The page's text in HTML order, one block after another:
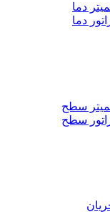
دما
دما
سطح
سطح